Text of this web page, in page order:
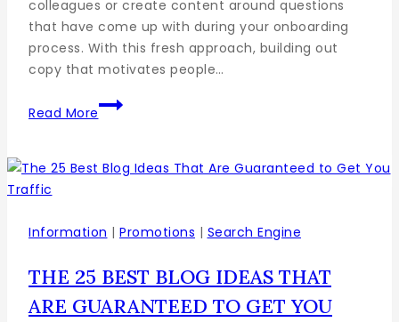
colleagues or create content around questions
that have come up with during your onboarding
process. With this fresh approach, building out
copy that motivates people…
Read More
Information | Promotions | Search Engine
THE 25 BEST BLOG IDEAS THAT
ARE GUARANTEED TO GET YOU